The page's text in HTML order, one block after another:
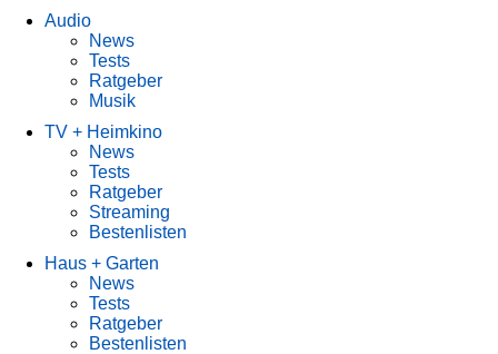
Audio
News
Tests
Ratgeber
Musik
TV + Heimkino
News
Tests
Ratgeber
Streaming
Bestenlisten
Haus + Garten
News
Tests
Ratgeber
Bestenlisten